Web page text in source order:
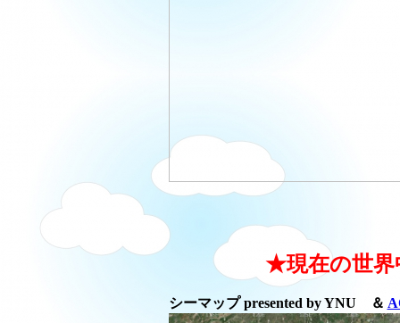
★現在の世界
シーマップ presented by YNU ＆